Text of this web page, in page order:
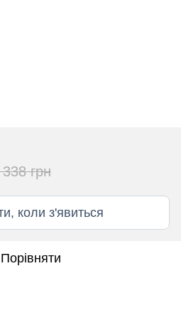
грн
коли з'явиться
Порівняти